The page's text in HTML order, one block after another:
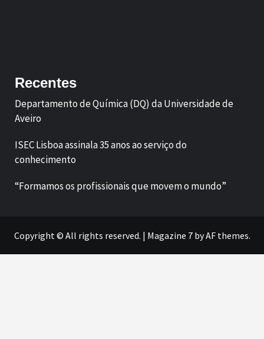
Recentes
Departamento de Química (DQ) da Universidade de
Aveiro
ISEC Lisboa assinala 35 anos ao serviço do
conhecimento
“Formamos os profissionais que movem o mundo”
Copyright © All rights reserved. | Magazine 7by AF themes.